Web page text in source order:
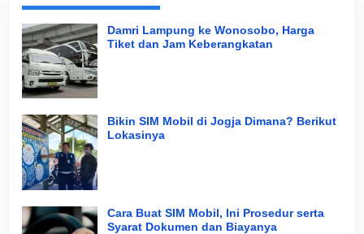
Damri Lampung ke Wonosobo, Harga
Tiket dan Jam Keberangkatan
Bikin SIM Mobil di Jogja Dimana? Berikut
Lokasinya
Cara Buat SIM Mobil, Ini Prosedur serta
Syarat Dokumen dan Biayanya